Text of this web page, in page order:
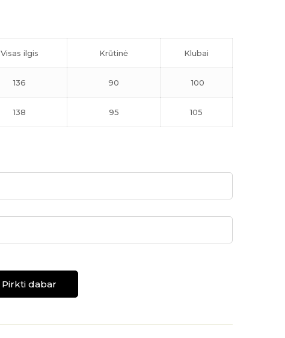
Visas ilgis Krūtinė Klubai
136 90 100
138 95 105
Pirkti dabar